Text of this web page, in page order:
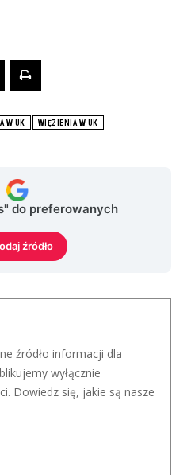
W UK WIĘZIENIA W UK
do preferowanych
źródło
źródło informacji dla
wyłącznie
Dowiedz się, jakie są nasze